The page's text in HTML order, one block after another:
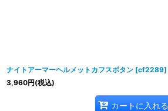
ナイトアーマーヘルメットカフスボタン [cf2289]
3,960円(税込)
カートに入れる